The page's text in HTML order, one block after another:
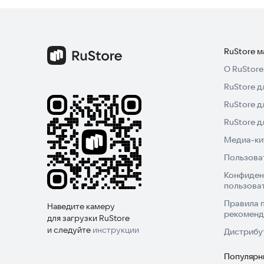
Наведите камеру
для загрузки RuStore
и следуйте инструкции
RuStore
О RuStore
RuStore
RuStore
RuStore
Медиа-
Правила